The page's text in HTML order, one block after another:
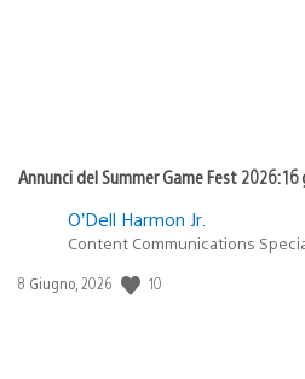
Annunci del Summer Game Fest 2026:
O’Dell Harmon Jr.
Content Communications
Data
8 Giugno, 2026 10